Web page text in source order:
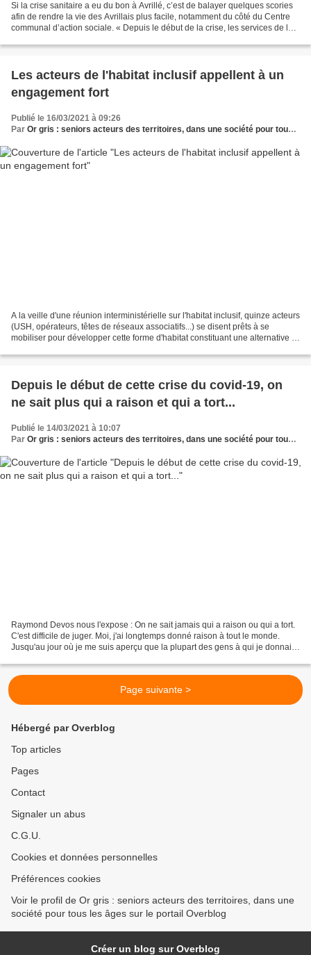
Si la crise sanitaire a eu du bon à Avrillé, c’est de balayer quelques scories
afin de rendre la vie des Avrillais plus facile, notamment du côté du Centre
communal d’action sociale. « Depuis le début de la crise, les services de la
Les acteurs de l'habitat inclusif appellent à un
engagement fort
Publié le 16/03/2021 à 09:26
Par Or gris : seniors acteurs des territoires, dans une société pour tous les âges
A la veille d'une réunion interministérielle sur l'habitat inclusif, quinze acteurs
(USH, opérateurs, têtes de réseaux associatifs...) se disent prêts à se
mobiliser pour développer cette forme d'habitat constituant une alternative à
Depuis le début de cette crise du covid-19, on
ne sait plus qui a raison et qui a tort...
Publié le 14/03/2021 à 10:07
Par Or gris : seniors acteurs des territoires, dans une société pour tous les âges
Raymond Devos nous l'expose : On ne sait jamais qui a raison ou qui a tort.
C'est difficile de juger. Moi, j'ai longtemps donné raison à tout le monde.
Jusqu'au jour où je me suis aperçu que la plupart des gens à qui je donnais
Page suivante >
Hébergé par Overblog
Top articles
Pages
Contact
Signaler un abus
C.G.U.
Cookies et données personnelles
Préférences cookies
Voir le profil de Or gris : seniors acteurs des territoires, dans une
société pour tous les âges sur le portail Overblog
Créer un blog sur Overblog